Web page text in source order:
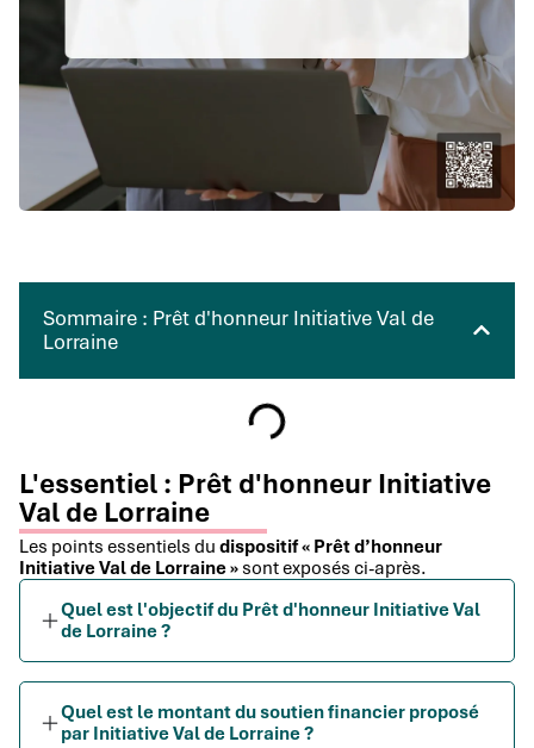
Sommaire : Prêt d'honneur Initiative Val de
Lorraine
L'essentiel : Prêt d'honneur Initiative
Val de Lorraine
Les points essentiels du dispositif « Prêt d’honneur
Initiative Val de Lorraine » sont exposés ci-après.
Quel est l'objectif du Prêt d'honneur Initiative Val
de Lorraine ?
Quel est le montant du soutien financier proposé
par Initiative Val de Lorraine ?